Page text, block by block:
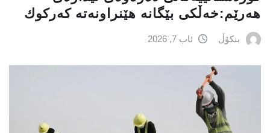
هەرێم:خه‌ڵكی بێگانه‌ هێنراونه‌ته‌ كه‌ركوك
بنکۆڵ ئاب 7, 2026